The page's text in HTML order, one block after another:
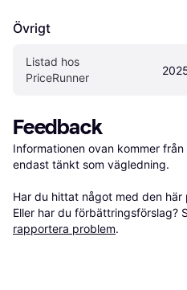
Övrigt
Listad hos
PriceRunner
Feedback
Informationen ovan kommer
endast tänkt som vägledning.
Har du hittat något med den
Eller har du förbättringsförslag?
rapportera problem.